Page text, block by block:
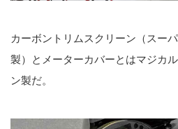
カーボントリムスクリーン（スー
製）とメーターカバーとはマジカ
ン製だ。